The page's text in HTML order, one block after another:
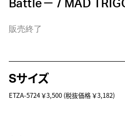
Battle－ / MAD
販売終了
Sサイズ
ETZA-5724￥3,500(税抜価格 ￥3,182)